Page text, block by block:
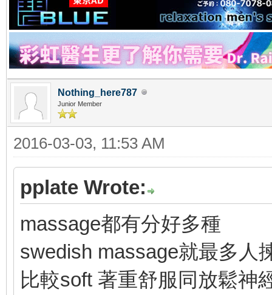
Nothing_here787
Junior Member
2016-03-03, 11:53 AM
pplate Wrote:
massage都有分好多種
swedish massage就最多人
比較soft 著重舒服同放鬆神